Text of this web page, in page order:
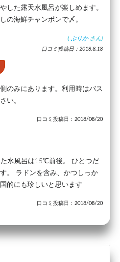
した露天水風呂が楽しめます。
の海鮮チャンポンで〆。
( ぷりか さん)
口コミ投稿日：2018.8.18
のみにあります。利用時はバス
い。
口コミ投稿日：2018/08/20
水風呂は15℃前後。 ひとつだ
。 ラドンを含み、かつしっか
的にも珍しいと思います
口コミ投稿日：2018/08/20